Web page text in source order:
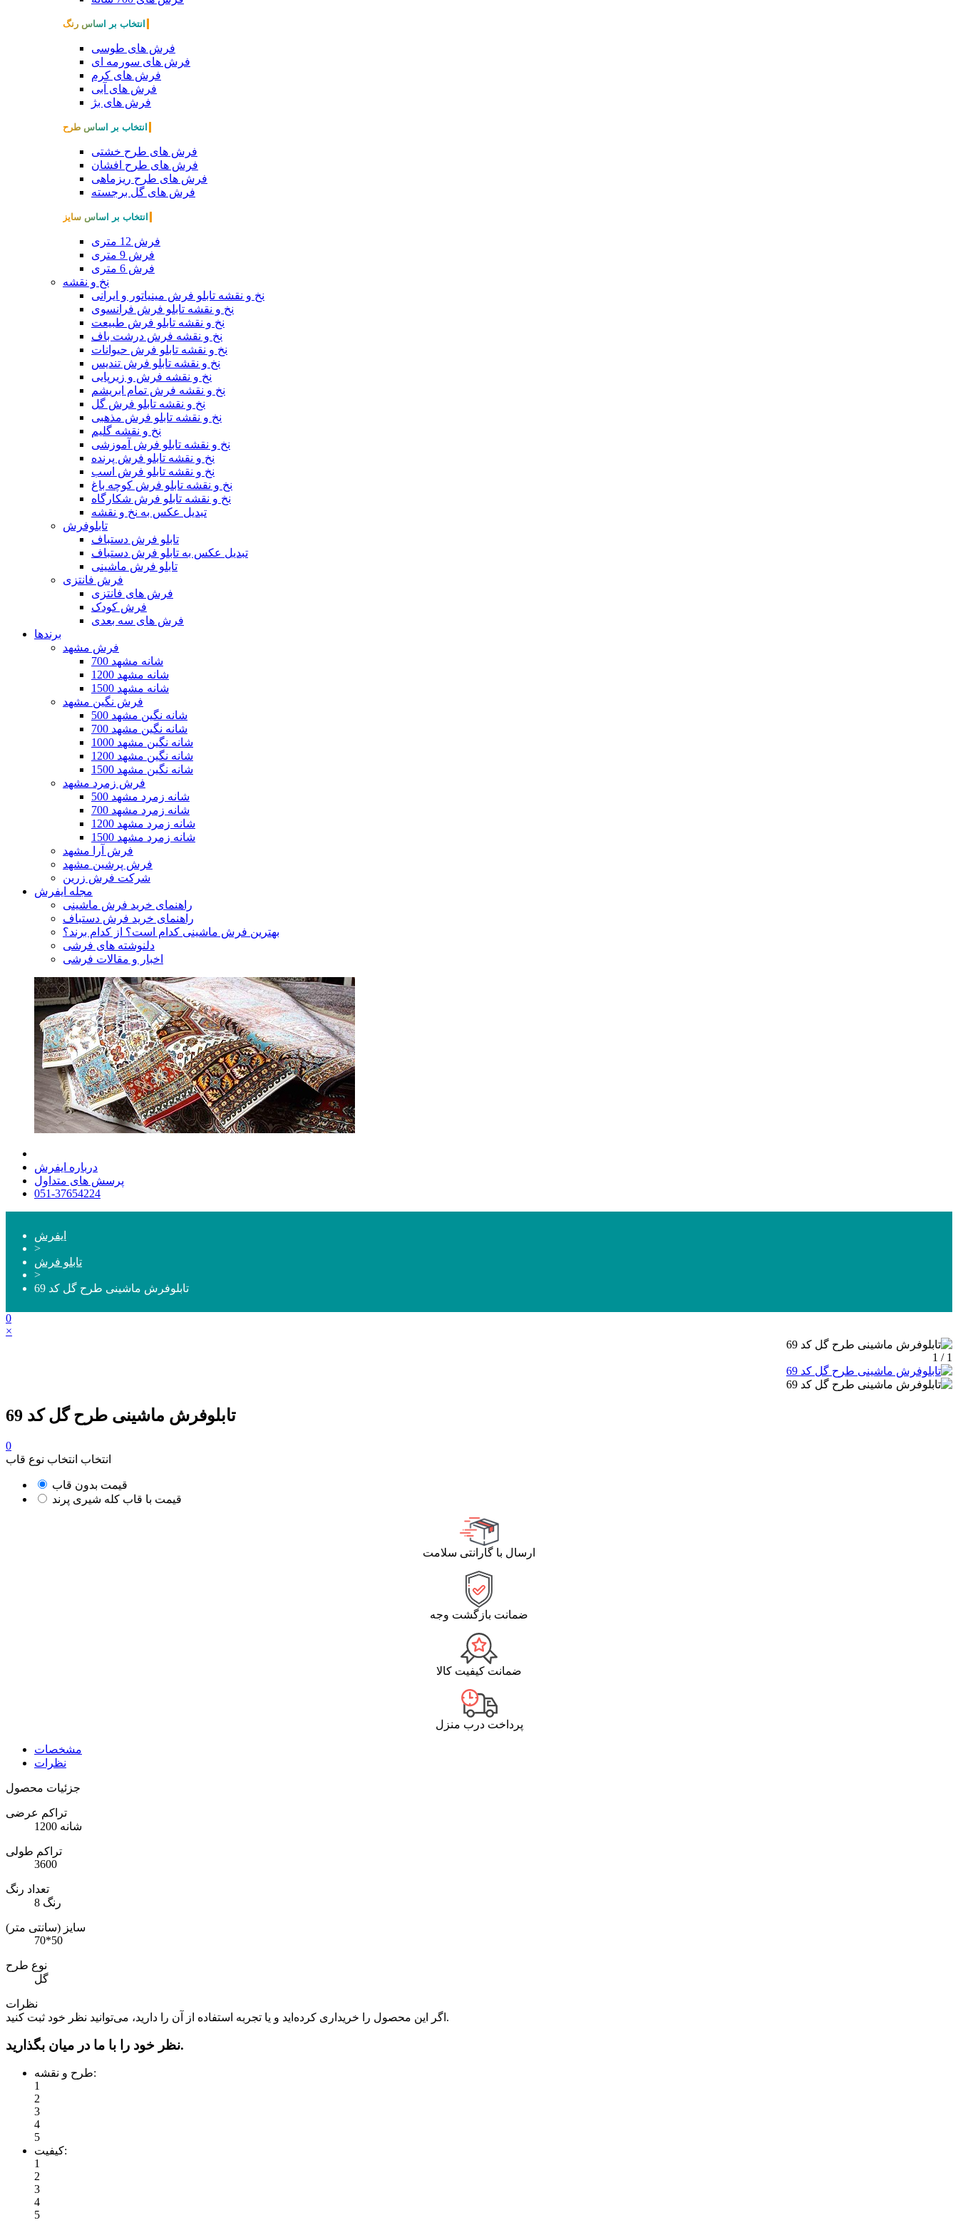
انتخاب بر اساس رنگ
فرش های طوسی
فرش های سورمه ای
فرش های کرم
فرش های آبی
فرش های بژ
انتخاب بر اساس طرح
فرش های طرح خشتی
فرش های طرح افشان
فرش های طرح ریزماهی
فرش های گل برجسته
انتخاب بر اساس سایز
فرش 12 متری
فرش 9 متری
فرش 6 متری
نخ و نقشه
نخ و نقشه تابلو فرش مینیاتور و ایرانی
نخ و نقشه تابلو فرش فرانسوی
نخ و نقشه تابلو فرش طبیعت
نخ و نقشه فرش درشت باف
نخ و نقشه تابلو فرش حیوانات
نخ و نقشه تابلو فرش تندیس
نخ و نقشه فرش و زیرپایی
نخ و نقشه فرش تمام ابریشم
نخ و نقشه تابلو فرش گل
نخ و نقشه تابلو فرش مذهبی
نخ و نقشه گلیم
نخ و نقشه تابلو فرش آموزشی
نخ و نقشه تابلو فرش پرنده
نخ و نقشه تابلو فرش اسب
نخ و نقشه تابلو فرش کوچه باغ
نخ و نقشه تابلو فرش شکارگاه
تبدیل عکس به نخ و نقشه
تابلوفرش
تابلو فرش دستباف
تبدیل عکس به تابلو فرش دستباف
تابلو فرش ماشینی
فرش فانتزی
فرش های فانتزی
فرش کودک
فرش های سه بعدی
برندها
فرش مشهد
700 شانه مشهد
1200 شانه مشهد
1500 شانه مشهد
فرش نگین مشهد
500 شانه نگین مشهد
700 شانه نگین مشهد
1000 شانه نگین مشهد
1200 شانه نگین مشهد
1500 شانه نگین مشهد
فرش زمرد مشهد
500 شانه زمرد مشهد
700 شانه زمرد مشهد
1200 شانه زمرد مشهد
1500 شانه زمرد مشهد
فرش آرا مشهد
فرش پرشین مشهد
شرکت فرش زرین
مجله ایفرش
راهنمای خرید فرش ماشینی
راهنمای خرید فرش دستباف
بهترین فرش ماشینی کدام است؟ از کدام برند؟
دلنوشته های فرشی
اخبار و مقالات فرشی
درباره ایفرش
پرسش های متداول
051-37654224
ایفرش
>
تابلو فرش
>
تابلوفرش ماشینی طرح گل کد 69
0
×
1 / 1
تابلوفرش ماشینی طرح گل کد 69
0
انتخاب انتخاب نوع قاب
قیمت بدون قاب
قیمت با قاب کله شیری پرند
ارسال با گارانتی سلامت
ضمانت بازگشت وجه
ضمانت کیفیت کالا
پرداخت درب منزل
مشخصات
نظرات
جزئیات محصول
تراکم عرضی
1200 شانه
تراکم طولی
3600
تعداد رنگ
8 رنگ
سایز (سانتی متر)
70*50
نوع طرح
گل
نظرات
اگر این محصول را خریداری کرده‌اید و یا تجربه استفاده از آن را دارید، می‌توانید نظر خود ثبت کنید.
نظر خود را با ما در میان بگذارید.
طرح و نقشه:
1
2
3
4
5
کیفیت:
1
2
3
4
5